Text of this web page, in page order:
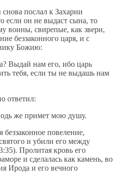
послал к Захарии
если он не выдаст сына, то
воины, свирепые, как звери,
беззаконного царя, и с
Божию:
Выдай нам его, ибо царь
тебя, если ты не выдашь нам
ответил:
же примет мою душу.
повеление,
и убили его между
Пролитая кровь его
и сделалась как камень, во
Ирода и его вечного